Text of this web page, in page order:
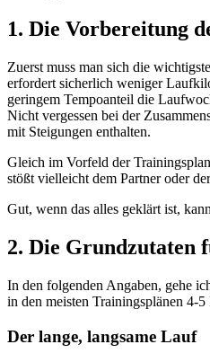
1. Die Vorbereitung
Zuerst muss man sich die
erfordert sicherlich weniger
geringem Tempoanteil die
Nicht vergessen bei der
mit Steigungen enthalten.
Gleich im Vorfeld der
stößt vielleicht dem Partner oder
Gut, wenn das alles geklärt ist,
2. Die Grundzutaten
In den folgenden Angaben, gehe
in den meisten Trainingsplänen 4-
Der lange, langsame Lauf